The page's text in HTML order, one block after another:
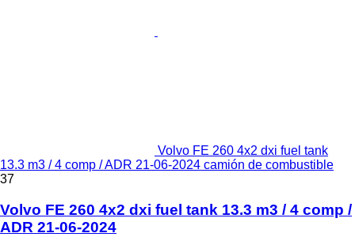
Volvo FE 260 4x2 dxi fuel tank
13.3 m3 / 4 comp / ADR 21-06-2024 camión de combustible
37
Volvo FE 260 4x2 dxi fuel tank 13.3 m3 / 4 comp /
ADR 21-06-2024